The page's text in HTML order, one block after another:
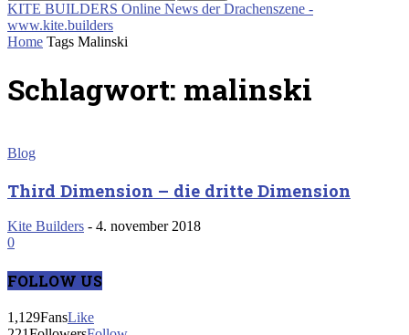
KITE BUILDERS Online News der Drachenszene -
www.kite.builders
Home Tags Malinski
Schlagwort: malinski
Blog
Third Dimension – die dritte Dimension
Kite Builders - 4. november 2018
0
FOLLOW US
1,129FansLike